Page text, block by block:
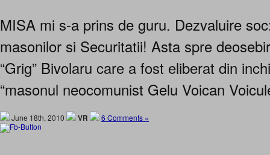
MISA mi s-a prins de guru. Dezvaluire
masonilor si Securitatii! Asta spre
“Grig” Bivolaru care a fost eliberat din
“masonul neocomunist Gelu Voican
June 18th, 2010 VR 6 Comments »